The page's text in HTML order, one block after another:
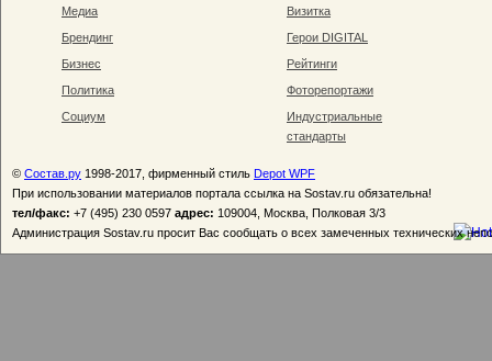
Медиа
Брендинг
Бизнес
Политика
Социум
Визитка
Герои DIGITAL
Рейтинги
Фоторепортажи
Индустриальные
стандарты
© Состав.ру 1998-2017, фирменный стиль Depot WPF
При использовании материалов портала ссылка на Sostav.ru обязательна!
тел/факс: +7 (495) 230 0597 адрес: 109004, Москва, Полковая 3/3
Администрация Sostav.ru просит Вас сообщать о всех замеченных технических